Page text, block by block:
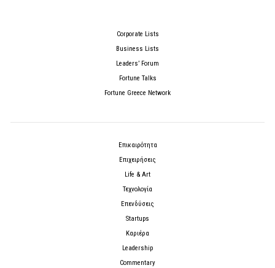
Corporate Lists
Business Lists
Leaders’ Forum
Fortune Talks
Fortune Greece Network
Επικαιρότητα
Επιχειρήσεις
Life & Art
Τεχνολογία
Επενδύσεις
Startups
Καριέρα
Leadership
Commentary